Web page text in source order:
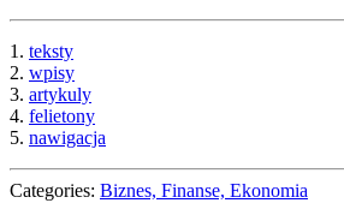
1. teksty
2. wpisy
3. artykuly
4. felietony
5. nawigacja
Categories: Biznes, Finanse, Ekonomia